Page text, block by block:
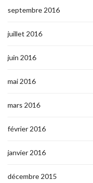
septembre 2016
juillet 2016
juin 2016
mai 2016
mars 2016
février 2016
janvier 2016
décembre 2015